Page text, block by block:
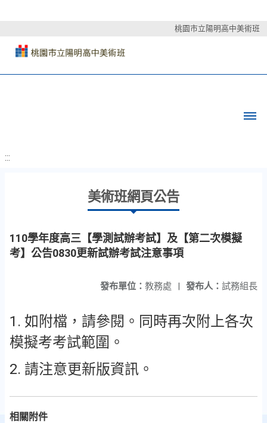
桃園市立陽明高中美術班
:::
美術班網頁公告
110學年度高三【學測試辦考試】及【第二次模擬
考】公告0830更新試辦考試注意事項
發布人： 試務組長
發布單位： 教務處 |
1. 如附檔，請參閱。同時再次附上各次
模擬考考試範圍。
2. 請注意更新版資訊。
相關附件